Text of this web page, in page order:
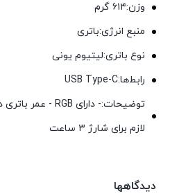
وزن:۶۱۴ گرم
منبع انرژی:باتری
نوع باتری:لیتیوم یونی
رابط‌ها:USB Type-C
لازم برای شارژ ۳ ساعت
دیدگاهها